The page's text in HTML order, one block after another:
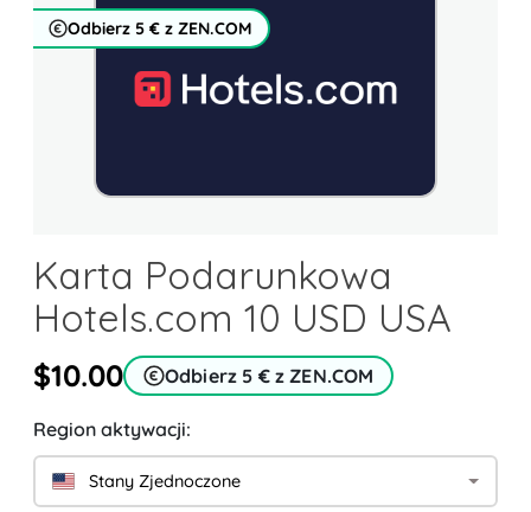
Odbierz 5 € z ZEN.COM
Karta Podarunkowa
Hotels.com 10 USD USA
$10.00 Odbierz 5 € z ZEN.COM
Region aktywacji:
Stany Zjednoczone